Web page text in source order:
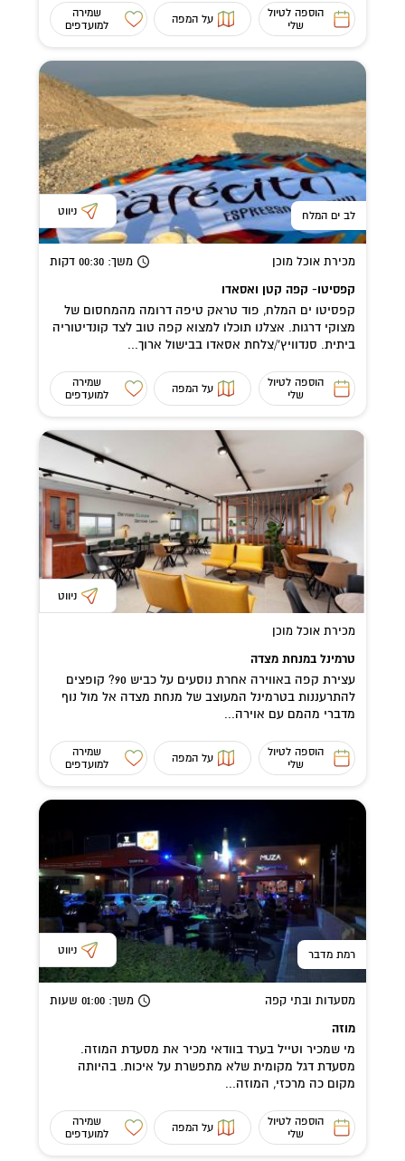
הוספה לטיול
שלי
על המפה
שמירה
למועדפים
לב ים המלח ניווט
מכירת אוכל מוכן משך: 00:30 דקות
קפסיטו- קפה קטן ואסאדו
קפסיטו ים המלח, פוד טראק טיפה דרומה מהמחסום של
מצוקי דרגות. אצלנו תוכלו למצוא קפה טוב לצד קונדיטוריה
ביתית. סנדוויץ'/צלחת אסאדו בבישול ארוך...
הוספה לטיול
שלי
על המפה
שמירה
למועדפים
ניווט
מכירת אוכל מוכן
טרמינל במנחת מצדה
עצירת קפה באווירה אחרת נוסעים על כביש 90? קופצים
להתרעננות בטרמינל המעוצב של מנחת מצדה אל מול נוף
מדברי מהמם עם אוירה...
הוספה לטיול
שלי
על המפה
שמירה
למועדפים
רמת מדבר ניווט
מסעדות ובתי קפה משך: 01:00 שעות
מוזה
מי שמכיר וטייל בערד בוודאי מכיר את מסעדת המוזה.
מסעדת דגל מקומית שלא מתפשרת על איכות. בהיותה
מקום כה מרכזי, המוזה...
הוספה לטיול
שלי
על המפה
שמירה
למועדפים